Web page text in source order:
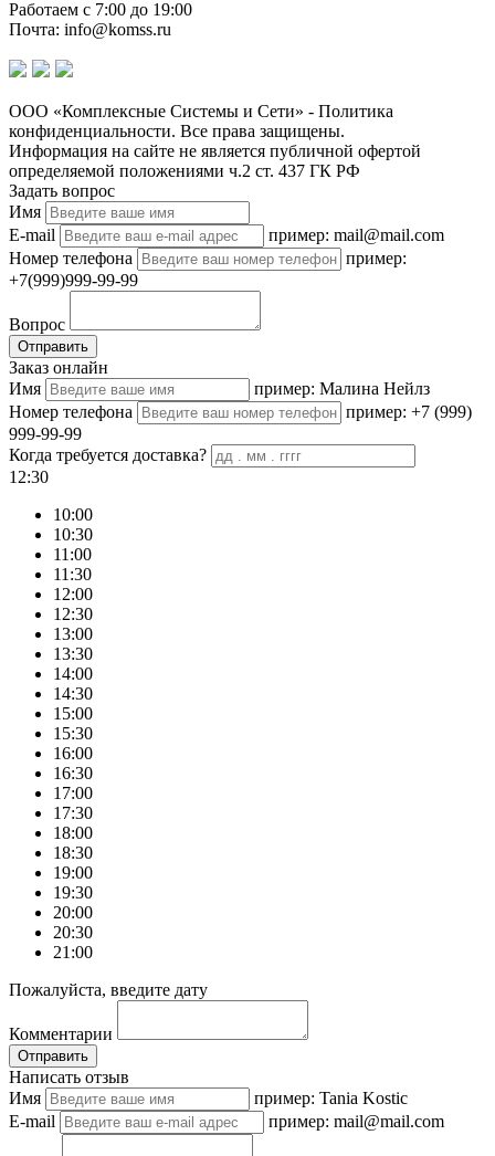
Работаем с 7:00 до 19:00
Почта: info@komss.ru
ООО «Комплексные Системы и Сети» - Политика
конфиденциальности. Все права защищены.
Информация на сайте не является публичной офертой
определяемой положениями ч.2 ст. 437 ГК РФ
Задать вопрос
Имя
E-mail
пример: mail@mail.com
Номер телефона
пример:
+7(999)999-99-99
Вопрос
Отправить
Заказ онлайн
Имя
пример: Малина Нейлз
Номер телефона
пример: +7 (999)
999-99-99
Когда требуется доставка?
12:30
10:00
10:30
11:00
11:30
12:00
12:30
13:00
13:30
14:00
14:30
15:00
15:30
16:00
16:30
17:00
17:30
18:00
18:30
19:00
19:30
20:00
20:30
21:00
Пожалуйста, введите дату
Комментарии
Отправить
Написать отзыв
Имя
пример: Tania Kostic
E-mail
пример: mail@mail.com